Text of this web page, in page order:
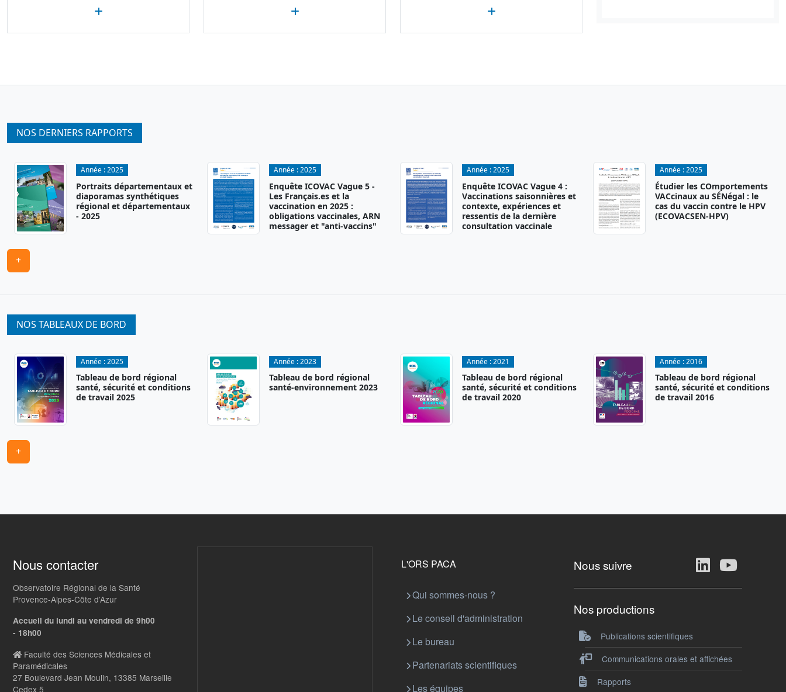
NOS DERNIERS RAPPORTS
Année :2025
Portraits départementaux et
diaporamas synthétiques
régional et départementaux
- 2025
Année :2025
Enquête ICOVAC Vague 5 -
Les Français.es et la
vaccination en 2025 :
obligations vaccinales, ARN
messager et "anti-vaccins"
Année :2025
Enquête ICOVAC Vague 4 :
Vaccinations saisonnières et
contexte, expériences et
ressentis de la dernière
consultation vaccinale
Année :2025
Étudier les COmportements
VACcinaux au SÉNégal : le
cas du vaccin contre le HPV
(ECOVACSEN-HPV)
+
NOS TABLEAUX DE BORD
Année :2025
Tableau de bord régional
santé, sécurité et conditions
de travail 2025
Année :2023
Tableau de bord régional
santé-environnement 2023
Année :2021
Tableau de bord régional
santé, sécurité et conditions
de travail 2020
Année :2016
Tableau de bord régional
santé, sécurité et conditions
de travail 2016
+
Nous contacter
Observatoire Régional de la Santé
Provence-Alpes-Côte d’Azur
Accueil du lundi au vendredi de 9h00
- 18h00
Faculté des Sciences Médicales et
Paramédicales
27 Boulevard Jean Moulin, 13385 Marseille
Cedex 5
L'ORS PACA
Qui sommes-nous ?
Le conseil d'administration
Le bureau
Partenariats scientifiques
Les équipes
Nous suivre
Nos productions
Publications scientifiques
Communications orales et affichées
Rapports